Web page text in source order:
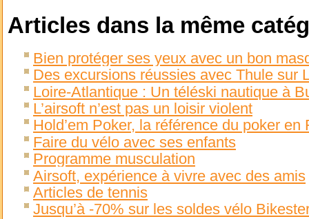
Articles dans la même
Bien protéger ses yeux avec un bon
Des excursions réussies avec Thule sur
Loire-Atlantique : Un téléski nautique à
L’airsoft n’est pas un loisir violent
Hold’em Poker, la référence du poker en
Faire du vélo avec ses enfants
Programme musculation
Airsoft, expérience à vivre avec des amis
Articles de tennis
Jusqu’à -70% sur les soldes vélo